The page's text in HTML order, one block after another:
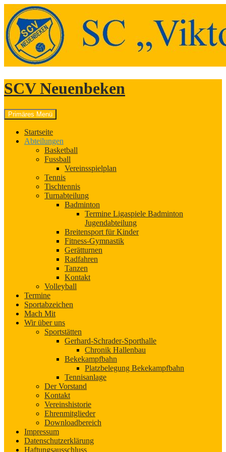
SCV Neuenbeken
Suchen
Primäres Menü
zum
Startseite
Abteilungen
Basketball
Fussball
Vereinsspielplan
Tennis
Tischtennis
Turnabteilung
Badminton
Termine Ligaspiele Badminton
Jugendabteilung
Breitensport für Kinder
Fitness-Gymnastik
Gerätturnen
Radfahren
Tanzen
Kontakt
Volleyball
Termine
Sportabzeichen
Mach Mit
Wir über uns
Sportstätten
Gerhard-Schrader-Sporthalle
Chronik Hallenbau
Bekekampfbahn
Platzbelegung Bekekampfbahn
Tennisanlage
Der Vorstand
Kontakt
Vereinshistorie
Ehrenmitglieder
Downloadbereich
Impressum
Datenschutzerklärung
Haftungsausschluss